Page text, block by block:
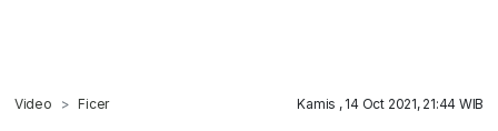
Video Ficer Kamis , 14 Oct 2021, 21:44 WIB